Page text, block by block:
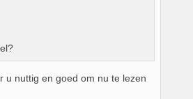
u nuttig en goed om nu te lezen